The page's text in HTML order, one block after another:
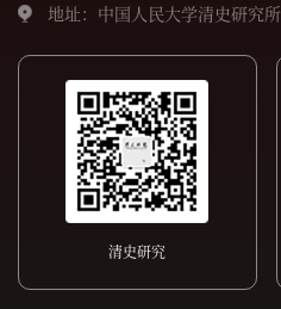
地址：中国人民大学清史研究所
清史研究